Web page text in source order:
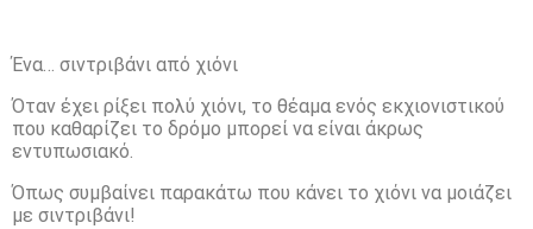
Ένα… σιντριβάνι από χιόνι
Όταν έχει ρίξει πολύ χιόνι, το θέαμα ενός εκχιονιστικού
που καθαρίζει το δρόμο μπορεί να είναι άκρως
εντυπωσιακό.
Όπως συμβαίνει παρακάτω που κάνει το χιόνι να μοιάζει
με σιντριβάνι!